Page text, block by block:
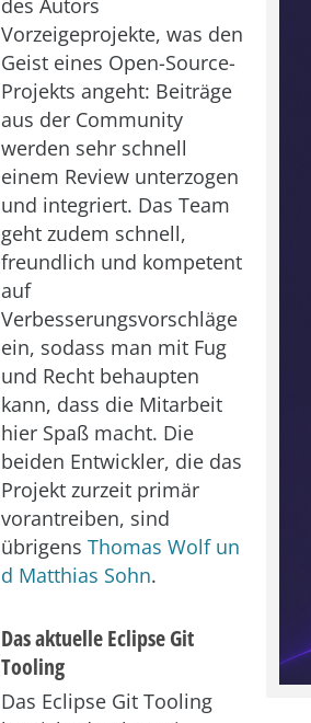
des Autors
Vorzeigeprojekte, was den
Geist eines Open-Source-
Projekts angeht: Beiträge
aus der Community
werden sehr schnell
einem Review unterzogen
und integriert. Das Team
geht zudem schnell,
freundlich und kompetent
auf
Verbesserungsvorschläge
ein, sodass man mit Fug
und Recht behaupten
kann, dass die Mitarbeit
hier Spaß macht. Die
beiden Entwickler, die das
Projekt zurzeit primär
vorantreiben, sind
übrigens Thomas Wolf un
d Matthias Sohn.
Das aktuelle Eclipse Git
Tooling
Das Eclipse Git Tooling